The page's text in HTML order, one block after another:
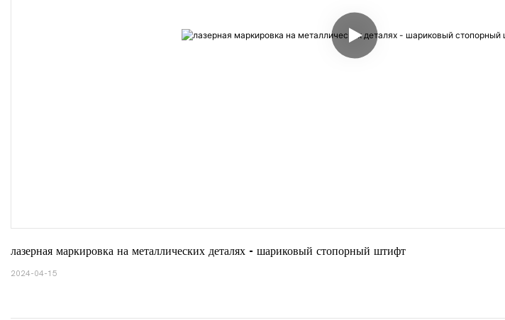
лазерная маркировка на металлических деталях - шариковый стопорный штифт
2024-04-15